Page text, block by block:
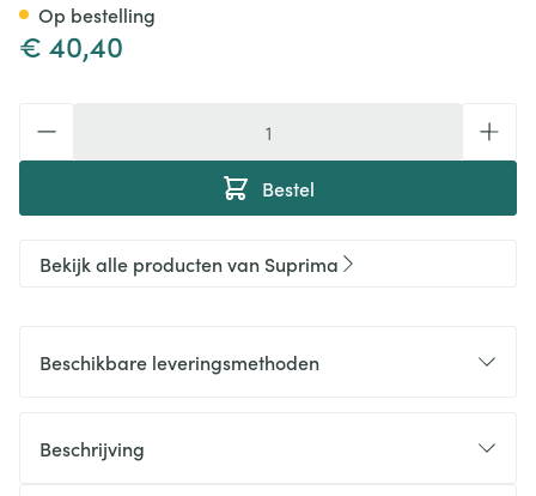
€ 40,40
Bestel
Op bestelling
Bekijk alle producten van Suprima
Beschikbare leveringsmethoden
Beschrijving